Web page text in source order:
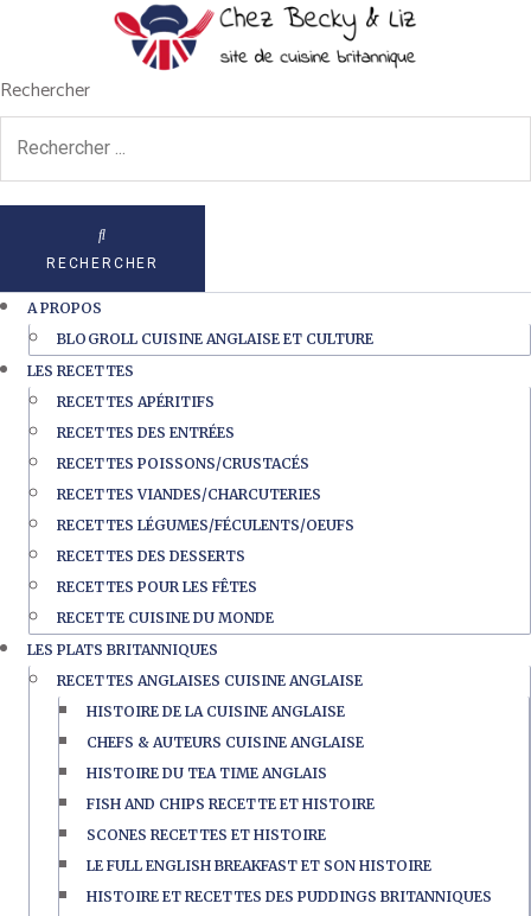
Rechercher
RECHERCHER
A PROPOS
BLOGROLL CUISINE ANGLAISE ET CULTURE
LES RECETTES
RECETTES APÉRITIFS
RECETTES DES ENTRÉES
RECETTES POISSONS/CRUSTACÉS
RECETTES VIANDES/CHARCUTERIES
RECETTES LÉGUMES/FÉCULENTS/OEUFS
RECETTES DES DESSERTS
RECETTES POUR LES FÊTES
RECETTE CUISINE DU MONDE
LES PLATS BRITANNIQUES
RECETTES ANGLAISES CUISINE ANGLAISE
HISTOIRE DE LA CUISINE ANGLAISE
CHEFS & AUTEURS CUISINE ANGLAISE
HISTOIRE DU TEA TIME ANGLAIS
FISH AND CHIPS RECETTE ET HISTOIRE
SCONES RECETTES ET HISTOIRE
LE FULL ENGLISH BREAKFAST ET SON HISTOIRE
HISTOIRE ET RECETTES DES PUDDINGS BRITANNIQUES